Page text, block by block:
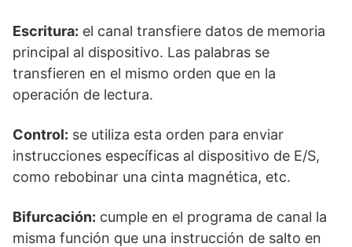
Escritura: el canal transfiere datos de memoria
principal al dispositivo. Las palabras se
transfieren en el mismo orden que en la
operación de lectura.
Control: se utiliza esta orden para enviar
instrucciones específicas al dispositivo de E/S,
como rebobinar una cinta magnética, etc.
Bifurcación: cumple en el programa de canal la
misma función que una instrucción de salto en